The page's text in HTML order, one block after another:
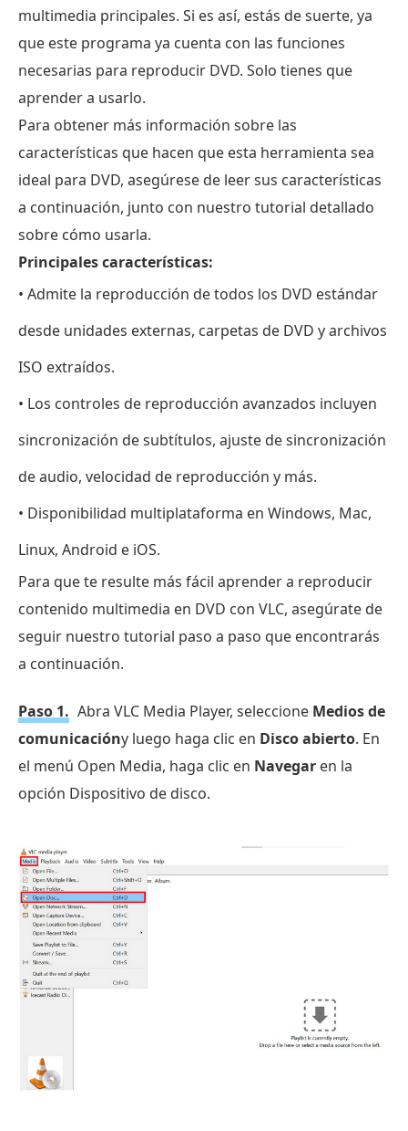
multimedia principales. Si es así, estás de suerte, ya
que este programa ya cuenta con las funciones
necesarias para reproducir DVD. Solo tienes que
aprender a usarlo.
Para obtener más información sobre las
características que hacen que esta herramienta sea
ideal para DVD, asegúrese de leer sus características
a continuación, junto con nuestro tutorial detallado
sobre cómo usarla.
Principales características:
• Admite la reproducción de todos los DVD estándar
desde unidades externas, carpetas de DVD y archivos
ISO extraídos.
• Los controles de reproducción avanzados incluyen
sincronización de subtítulos, ajuste de sincronización
de audio, velocidad de reproducción y más.
• Disponibilidad multiplataforma en Windows, Mac,
Linux, Android e iOS.
Para que te resulte más fácil aprender a reproducir
contenido multimedia en DVD con VLC, asegúrate de
seguir nuestro tutorial paso a paso que encontrarás
a continuación.
Paso 1. Abra VLC Media Player, seleccione Medios de
comunicacióny luego haga clic en Disco abierto. En
el menú Open Media, haga clic en Navegar en la
opción Dispositivo de disco.